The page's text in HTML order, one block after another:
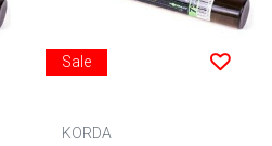
Sale
KORDA